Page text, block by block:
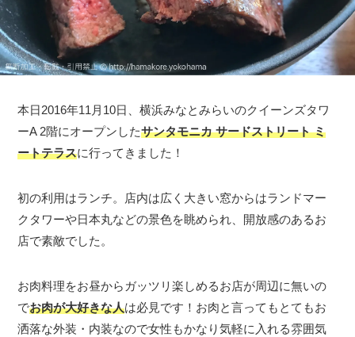
本日2016年11月10日、横浜みなとみらいのクイーンズタワ
ーA 2階にオープンしたサンタモニカ サードストリート ミ
ートテラスに行ってきました！
初の利用はランチ。店内は広く大きい窓からはランドマー
クタワーや日本丸などの景色を眺められ、開放感のあるお
店で素敵でした。
お肉料理をお昼からガッツリ楽しめるお店が周辺に無いの
でお肉が大好きな人は必見です！お肉と言ってもとてもお
洒落な外装・内装なので女性もかなり気軽に入れる雰囲気